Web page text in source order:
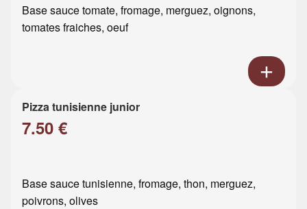
Base sauce tomate, fromage, merguez, oignons,
tomates fraiches, oeuf
Pizza tunisienne junior
7.50 €
Base sauce tunisienne, fromage, thon, merguez,
poivrons, olives